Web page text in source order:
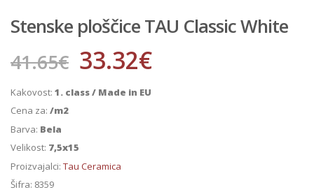
Stenske ploščice TAU Classic White
41.65€ 33.32€
Kakovost: 1. class / Made in EU
Cena za: /m2
Barva: Bela
Velikost: 7,5x15
Proizvajalci: Tau Ceramica
Šifra: 8359